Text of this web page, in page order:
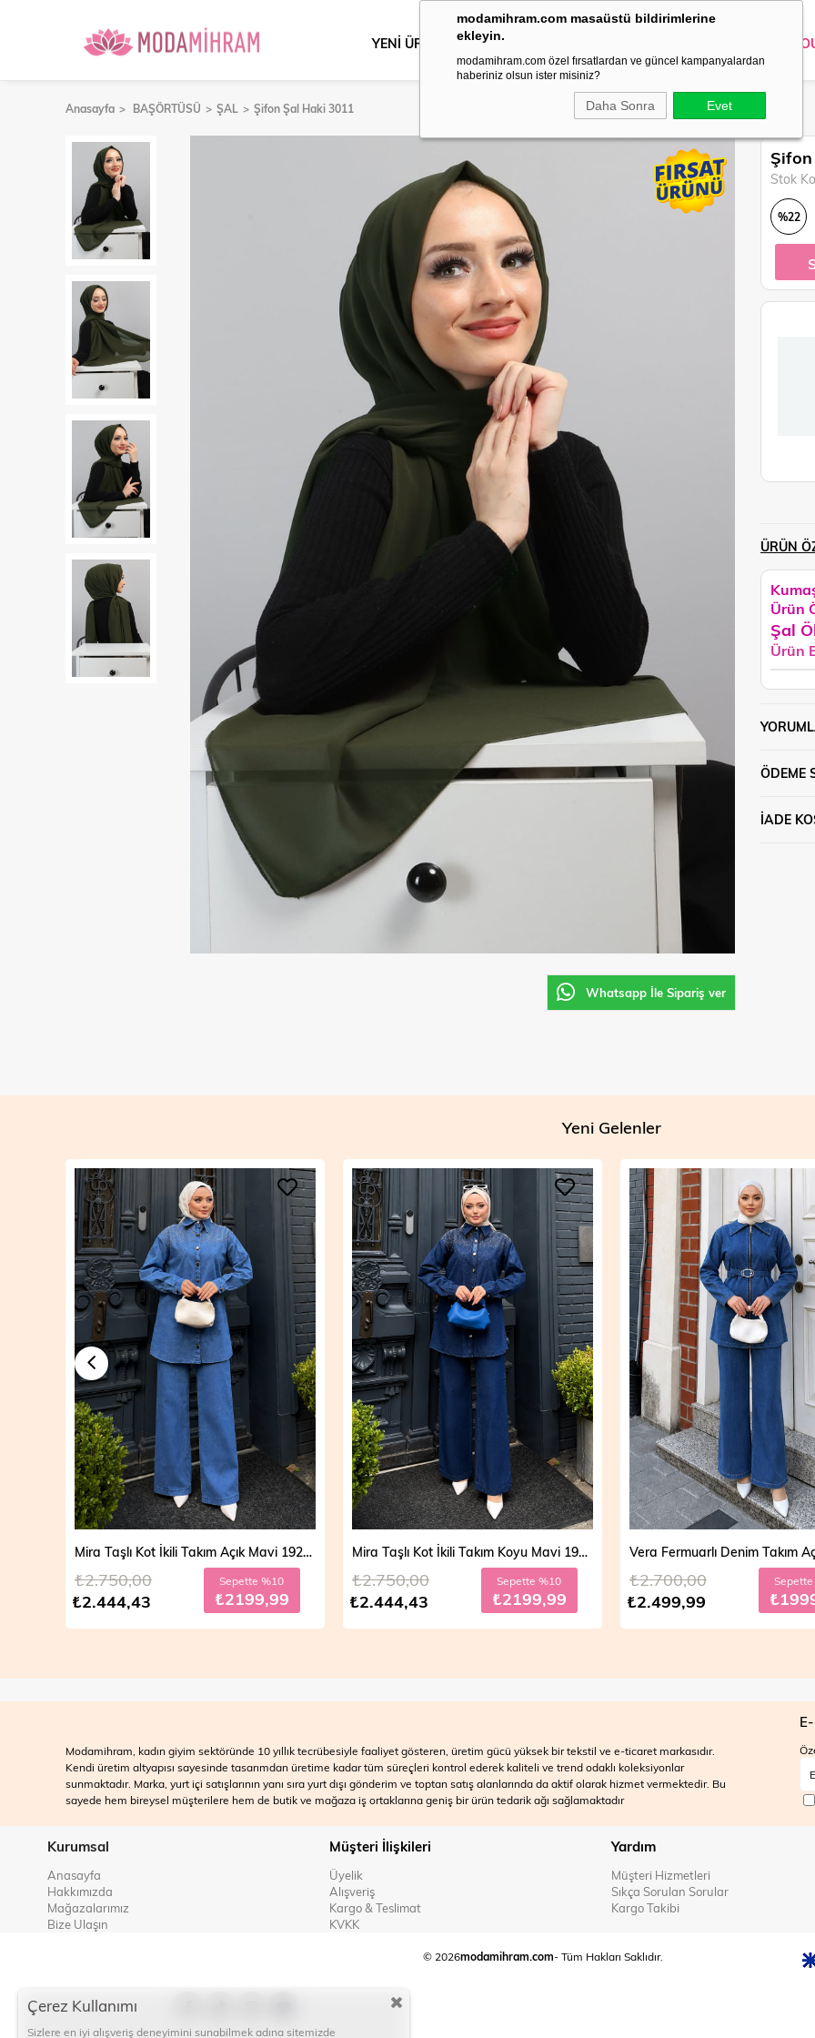
modamihram.com masaüstü bildirimlerine
ekleyin.
modamihram.com özel fırsatlardan ve güncel kampanyalardan
haberiniz olsun ister misiniz?
Daha Sonra Evet
YENİ ÜRÜNLER DIŞ GİYİM
Anasayfa BAŞÖRTÜSÜ ŞAL Şifon Şal Haki 3011
Whatsapp İle Sipariş ver
Stok
%22
ÜRÜN
Ürün
Şal
Ürün
ÖDEME
İADE
Yeni Gelenler
Mira Taşlı Kot İkili Takım Koyu Mavi 19286
₺2.444,43
₺2.750,00 Sepette %10
₺2199,99
Vera Fermuarlı Denim Takım Açık Mavi 19298
₺2.499,99
₺2.700,00 Sepette %20
₺1999,99 ₺2.499,99
₺2.700,00
Modamihram, kadın giyim sektöründe 10 yıllık tecrübesiyle faaliyet gösteren, üretim gücü yüksek bir tekstil ve e-ticaret markasıdır.
Kendi üretim altyapısı sayesinde tasarımdan üretime kadar tüm süreçleri kontrol ederek kaliteli ve trend odaklı koleksiyonlar
sunmaktadır. Marka, yurt içi satışlarının yanı sıra yurt dışı gönderim ve toptan satış alanlarında da aktif olarak hizmet vermektedir. Bu
sayede hem bireysel müşterilere hem de butik ve mağaza iş ortaklarına geniş bir ürün tedarik ağı sağlamaktadır
Kurumsal
Anasayfa
Hakkımızda
Mağazalarımız
Bize Ulaşın
Müşteri İlişkileri
Üyelik
Alışveriş
Kargo & Teslimat
KVKK
Yardım
Müşteri Hizmetleri
Sıkça Sorulan Sorular
Kargo Takibi
© 2026modamihram.com- Tüm Hakları Saklıdır.
Çerez Kullanımı
Sizlere en iyi alışveriş deneyimini sunabilmek adına sitemizde